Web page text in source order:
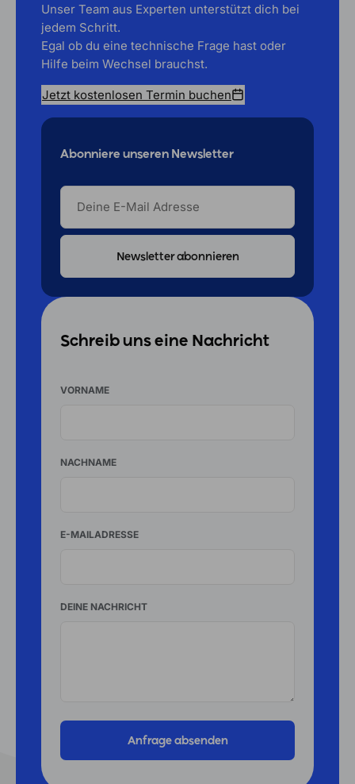
Unser Team aus Experten unterstützt dich bei
jedem Schritt.
Egal ob du eine technische Frage hast oder
Hilfe beim Wechsel brauchst.
Jetzt kostenlosen Termin buchen
Abonniere unseren Newsletter
DEINE
MAIL
ADRESSE
Schreib uns eine Nachricht
VORNAME
NACHNAME
E-MAILADRESSE
DEINE NACHRICHT